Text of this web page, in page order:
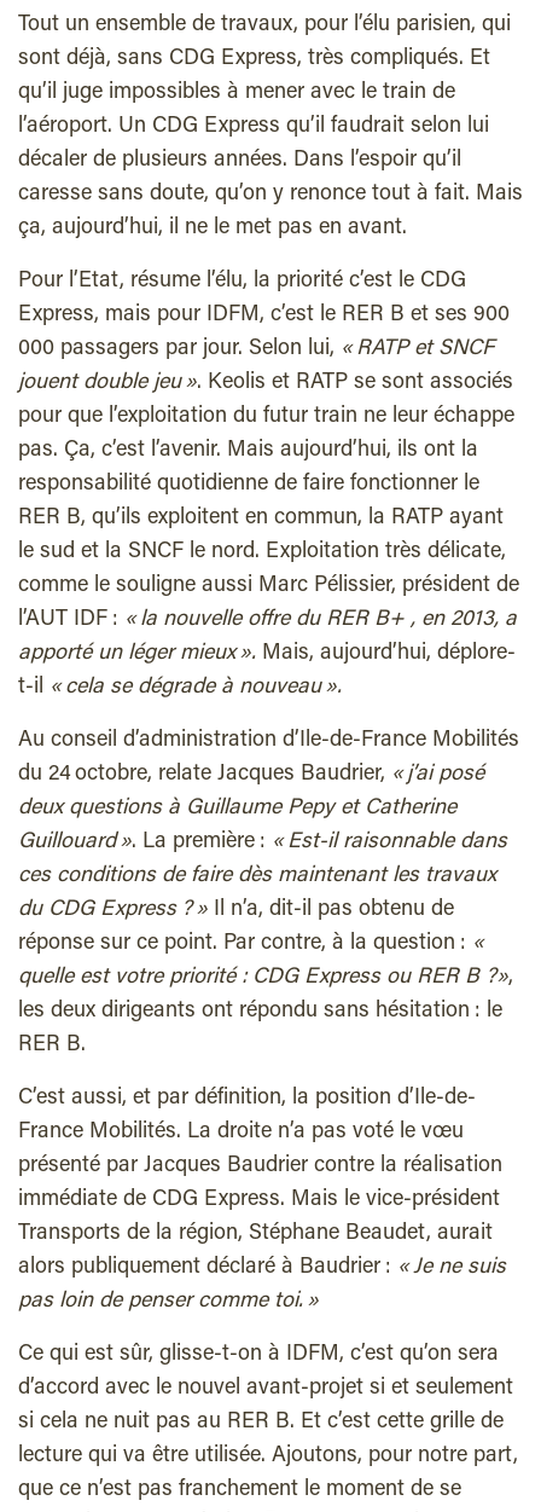
Tout un ensemble de travaux, pour l’élu parisien, qui
sont déjà, sans CDG Express, très compliqués. Et
qu’il juge impossibles à mener avec le train de
l’aéroport. Un CDG Express qu’il faudrait selon lui
décaler de plusieurs années. Dans l’espoir qu’il
caresse sans doute, qu’on y renonce tout à fait. Mais
ça, aujourd’hui, il ne le met pas en avant.
Pour l’Etat, résume l’élu, la priorité c’est le CDG
Express, mais pour IDFM, c’est le RER B et ses 900
000 passagers par jour. Selon lui, « RATP et SNCF
jouent double jeu ». Keolis et RATP se sont associés
pour que l’exploitation du futur train ne leur échappe
pas. Ça, c’est l’avenir. Mais aujourd’hui, ils ont la
responsabilité quotidienne de faire fonctionner le
RER B, qu’ils exploitent en commun, la RATP ayant
le sud et la SNCF le nord. Exploitation très délicate,
comme le souligne aussi Marc Pélissier, président de
l’AUT IDF : « la nouvelle offre du RER B+ , en 2013, a
apporté un léger mieux ». Mais, aujourd’hui, déplore-
t-il « cela se dégrade à nouveau ».
Au conseil d’administration d’Ile-de-France Mobilités
du 24 octobre, relate Jacques Baudrier, « j’ai posé
deux questions à Guillaume Pepy et Catherine
Guillouard ». La première : « Est-il raisonnable dans
ces conditions de faire dès maintenant les travaux
du CDG Express ? » Il n’a, dit-il pas obtenu de
réponse sur ce point. Par contre, à la question : «
quelle est votre priorité : CDG Express ou RER B ?»,
les deux dirigeants ont répondu sans hésitation : le
RER B.
C’est aussi, et par définition, la position d’Ile-de-
France Mobilités. La droite n’a pas voté le vœu
présenté par Jacques Baudrier contre la réalisation
immédiate de CDG Express. Mais le vice-président
Transports de la région, Stéphane Beaudet, aurait
alors publiquement déclaré à Baudrier : « Je ne suis
pas loin de penser comme toi. »
Ce qui est sûr, glisse-t-on à IDFM, c’est qu’on sera
d’accord avec le nouvel avant-projet si et seulement
si cela ne nuit pas au RER B. Et c’est cette grille de
lecture qui va être utilisée. Ajoutons, pour notre part,
que ce n’est pas franchement le moment de se